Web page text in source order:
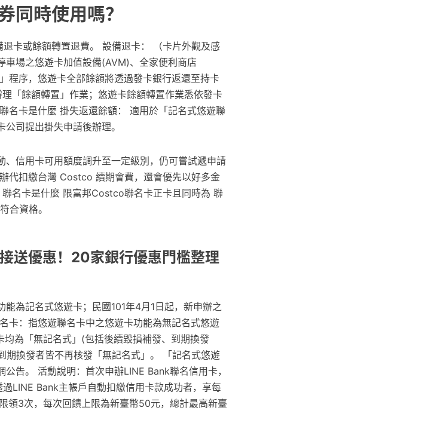
同時使用嗎？
卡或餘額轉置退費。 設備退卡： （卡片外觀及感
場之悠遊卡加值設備(AVM)、全家便利商店
程序，悠遊卡全部餘額將透過發卡銀行返還至持卡
「餘額轉置」作業；悠遊卡餘額轉置作業悉依發卡
名卡是什麼 掛失返還餘額： 適用於「記名式悠遊聯
司提出掛失申請後辦理。
信用卡可用額度調升至一定級別，仍可嘗試遞申請
代扣繳台灣 Costco 續期會費，還會優先以好多金
名卡是什麼 限富邦Costco聯名卡正卡且同時為 聯
合資格。
送優惠！20家銀行優惠門檻整理
為記名式悠遊卡；民國101年4月1日起，新申辦之
卡：指悠遊聯名卡中之悠遊卡功能為無記名式悠遊
為「無記名式」(包括後續毀損補發、到期換發
期換發者皆不再核發「無記名式」。 「記名式悠遊
告。 活動說明：首次申辦LINE Bank聯名信用卡，
LINE Bank主帳戶自動扣繳信用卡款成功者，享每
領3次，每次回饋上限為新臺幣50元，總計最高新臺